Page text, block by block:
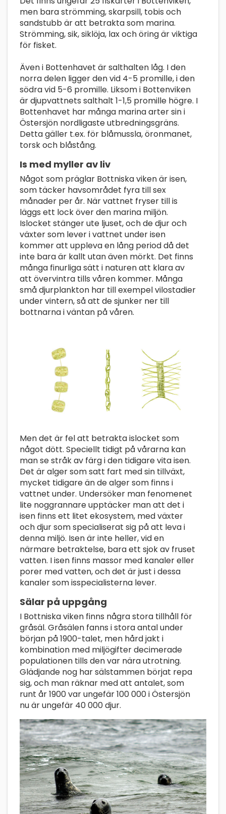
men bara strömming, skarpsill, tobis och
sandstubb är att betrakta som marina.
Strömming, sik, siklöja, lax och öring är viktiga
för fisket.
Även i Bottenhavet är salthalten låg. I den
norra delen ligger den vid 4-5 promille, i den
södra vid 5-6 promille. Liksom i Bottenviken
är djupvattnets salthalt 1-1,5 promille högre. I
Bottenhavet har många marina arter sin i
Östersjön nordligaste utbredningsgräns.
Detta gäller t.ex. för blåmussla, öronmanet,
torsk och blåstång.
Is med myller av liv
Något som präglar Bottniska viken är isen,
som täcker havsområdet fyra till sex
månader per år. När vattnet fryser till is
läggs ett lock över den marina miljön.
Islocket stänger ute ljuset, och de djur och
växter som lever i vattnet under isen
kommer att uppleva en lång period då det
inte bara är kallt utan även mörkt. Det finns
många finurliga sätt i naturen att klara av
att övervintra tills våren kommer. Många
små djurplankton har till exempel vilostadier
under vintern, så att de sjunker ner till
bottnarna i väntan på våren.
Men det är fel att betrakta islocket som
något dött. Speciellt tidigt på vårarna kan
man se stråk av färg i den tidigare vita isen.
Det är alger som satt fart med sin tillväxt,
mycket tidigare än de alger som finns i
vattnet under. Undersöker man fenomenet
lite noggrannare upptäcker man att det i
isen finns ett litet ekosystem, med växter
och djur som specialiserat sig på att leva i
denna miljö. Isen är inte heller, vid en
närmare betraktelse, bara ett sjok av fruset
vatten. I isen finns massor med kanaler eller
porer med vatten, och det är just i dessa
kanaler som isspecialisterna lever.
Sälar på uppgång
I Bottniska viken finns några stora tillhåll för
gråsäl. Gråsälen fanns i stora antal under
början på 1900-talet, men hård jakt i
kombination med miljögifter decimerade
populationen tills den var nära utrotning.
Glädjande nog har sälstammen börjat repa
sig, och man räknar med att antalet, som
runt år 1900 var ungefär 100 000 i Östersjön
nu är ungefär 40 000 djur.